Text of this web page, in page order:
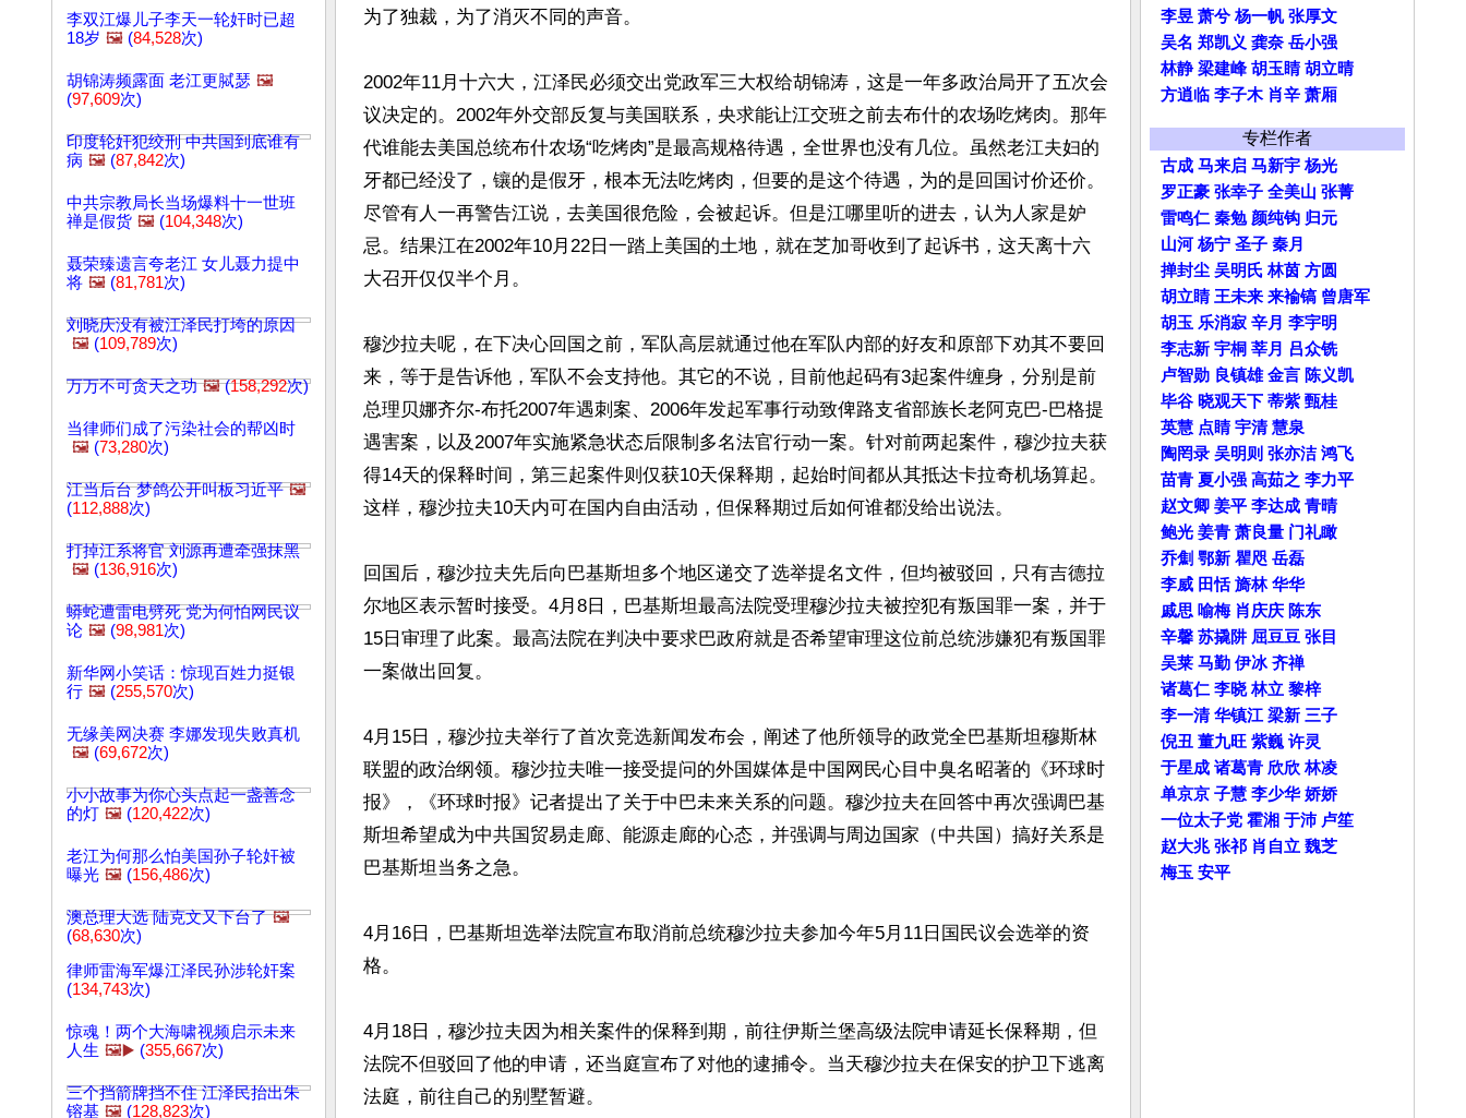
李双江爆儿子李天一轮奸时已超
18岁 🖼️ (84,528次)
胡锦涛频露面 老江更脦瑟 🖼️
(97,609次)
印度轮奸犯绞刑 中共国到底谁有
病 🖼️ (87,842次)
中共宗教局长当场爆料十一世班
禅是假货 🖼️ (104,348次)
聂荣臻遗言夸老江 女儿聂力提中
将 🖼️ (81,781次)
刘晓庆没有被江泽民打垮的原因
🖼️ (109,789次)
万万不可贪天之功 🖼️(158,292次)
当律师们成了污染社会的帮凶时
🖼️ (73,280次)
江当后台 梦鸽公开叫板习近平 🖼️
(112,888次)
打掉江系将官 刘源再遭牵强抹黑
🖼️ (136,916次)
蟒蛇遭雷电劈死 党为何怕网民议
论 🖼️ (98,981次)
新华网小笑话：惊现百姓力挺银
行 🖼️ (255,570次)
无缘美网决赛 李娜发现失败真机
🖼️ (69,672次)
小小故事为你心头点起一盏善念
的灯 🖼️ (120,422次)
老江为何那么怕美国孙子轮奸被
曝光 🖼️ (156,486次)
澳总理大选 陆克文又下台了 🖼️
(68,630次)
律师雷海军爆江泽民孙涉轮奸案
(134,743次)
惊魂！两个大海啸视频启示未来
人生 🖼️▶️ (355,667次)
三个挡箭牌挡不住 江泽民抬出朱
镕基 🖼️ (128,823次)
为了独裁，为了消灭不同的声音。
2002年11月十六大，江泽民必须交出党政军三大权给胡锦涛，这是一年多政治局开了五次会
议决定的。2002年外交部反复与美国联系，央求能让江交班之前去布什的农场吃烤肉。那年
代谁能去美国总统布什农场“吃烤肉”是最高规格待遇，全世界也没有几位。虽然老江夫妇的
牙都已经没了，镶的是假牙，根本无法吃烤肉，但要的是这个待遇，为的是回国讨价还价。
尽管有人一再警告江说，去美国很危险，会被起诉。但是江哪里听的进去，认为人家是妒
忌。结果江在2002年10月22日一踏上美国的土地，就在芝加哥收到了起诉书，这天离十六
大召开仅仅半个月。
穆沙拉夫呢，在下决心回国之前，军队高层就通过他在军队内部的好友和原部下劝其不要回
来，等于是告诉他，军队不会支持他。其它的不说，目前他起码有3起案件缠身，分别是前
总理贝娜齐尔-布托2007年遇刺案、2006年发起军事行动致俾路支省部族长老阿克巴-巴格提
遇害案，以及2007年实施紧急状态后限制多名法官行动一案。针对前两起案件，穆沙拉夫获
得14天的保释时间，第三起案件则仅获10天保释期，起始时间都从其抵达卡拉奇机场算起。
这样，穆沙拉夫10天内可在国内自由活动，但保释期过后如何谁都没给出说法。
回国后，穆沙拉夫先后向巴基斯坦多个地区递交了选举提名文件，但均被驳回，只有吉德拉
尔地区表示暂时接受。4月8日，巴基斯坦最高法院受理穆沙拉夫被控犯有叛国罪一案，并于
15日审理了此案。最高法院在判决中要求巴政府就是否希望审理这位前总统涉嫌犯有叛国罪
一案做出回复。
4月15日，穆沙拉夫举行了首次竞选新闻发布会，阐述了他所领导的政党全巴基斯坦穆斯林
联盟的政治纲领。穆沙拉夫唯一接受提问的外国媒体是中国网民心目中臭名昭著的《环球时
报》，《环球时报》记者提出了关于中巴未来关系的问题。穆沙拉夫在回答中再次强调巴基
斯坦希望成为中共国贸易走廊、能源走廊的心态，并强调与周边国家（中共国）搞好关系是
巴基斯坦当务之急。
4月16日，巴基斯坦选举法院宣布取消前总统穆沙拉夫参加今年5月11日国民议会选举的资
格。
4月18日，穆沙拉夫因为相关案件的保释到期，前往伊斯兰堡高级法院申请延长保释期，但
法院不但驳回了他的申请，还当庭宣布了对他的逮捕令。当天穆沙拉夫在保安的护卫下逃离
法庭，前往自己的别墅暂避。
李昱 萧兮 杨一帆 张厚文
吴名 郑凯义 龚奈 岳小强
林静 梁建峰 胡玉睛 胡立晴
方逍临 李子木 肖辛 萧厢
专栏作者
古成 马来启 马新宇 杨光
罗正豪 张幸子 全美山 张菁
雷鸣仁 秦勉 颜纯钩 归元
山河 杨宁 圣子 秦月
掸封尘 吴明氏 林茵 方圆
胡立睛 王未来 来褕镐 曾唐军
胡玉 乐消寂 辛月 李宇明
李志新 宇桐 莘月
吕众铣
卢智勋 良镇雄 金言 陈义凯
毕谷 晓观天下 蒂紫 甄桂
英慧 点睛 宇清 慧泉
陶罔录 吴明则 张亦洁 鸿飞
苗青 夏小强 高茹之 李力平
赵文卿 姜平 李达成 青晴
鲍光 姜青 萧良量 门礼瞰
乔劁 鄂新 瞿咫 岳磊
李威 田恬 旖林 华华
戚思 喻梅 肖庆庆 陈东
辛馨 苏撬阱 屈豆豆 张目
吴莱 马勤 伊冰 齐禅
诸葛仁 李晓 林立 黎梓
李一清 华镇江 梁新 三子
倪丑 董九旺 紫巍 许灵
于星成 诸葛青 欣欣 林凌
单京京 子慧 李少华 娇娇
一位太子党 霍湘 于沛 卢笙
赵大兆 张祁 肖自立 魏芝
梅玉 安平